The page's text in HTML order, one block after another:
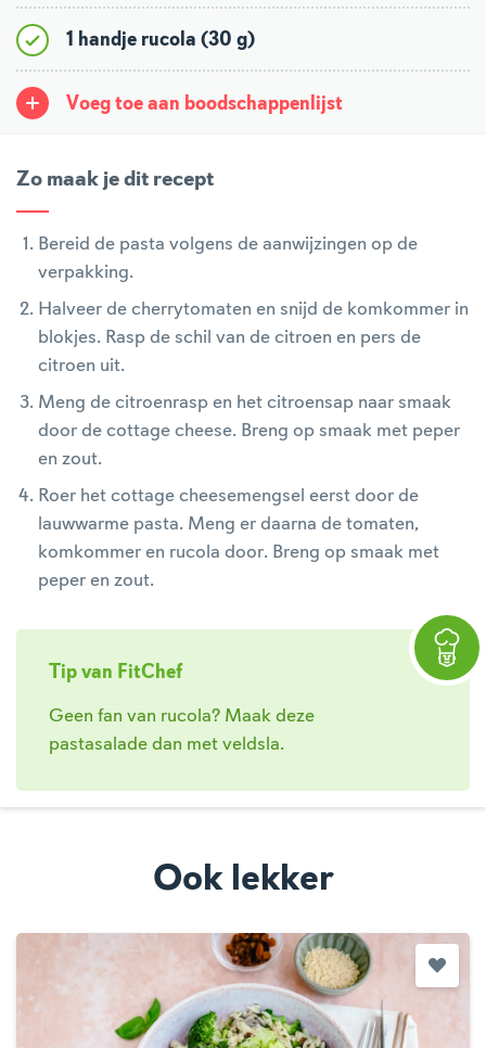
1 handje rucola (30 g)
Voeg toe aan boodschappenlijst
Zo maak je dit recept
Bereid de pasta volgens de aanwijzingen op de
verpakking.
Halveer de cherrytomaten en snijd de komkommer in
blokjes. Rasp de schil van de citroen en pers de
citroen uit.
Meng de citroenrasp en het citroensap naar smaak
door de cottage cheese. Breng op smaak met peper
en zout.
Roer het cottage cheesemengsel eerst door de
lauwwarme pasta. Meng er daarna de tomaten,
komkommer en rucola door. Breng op smaak met
peper en zout.
Tip van FitChef
Geen fan van rucola? Maak deze
pastasalade dan met veldsla.
Ook lekker